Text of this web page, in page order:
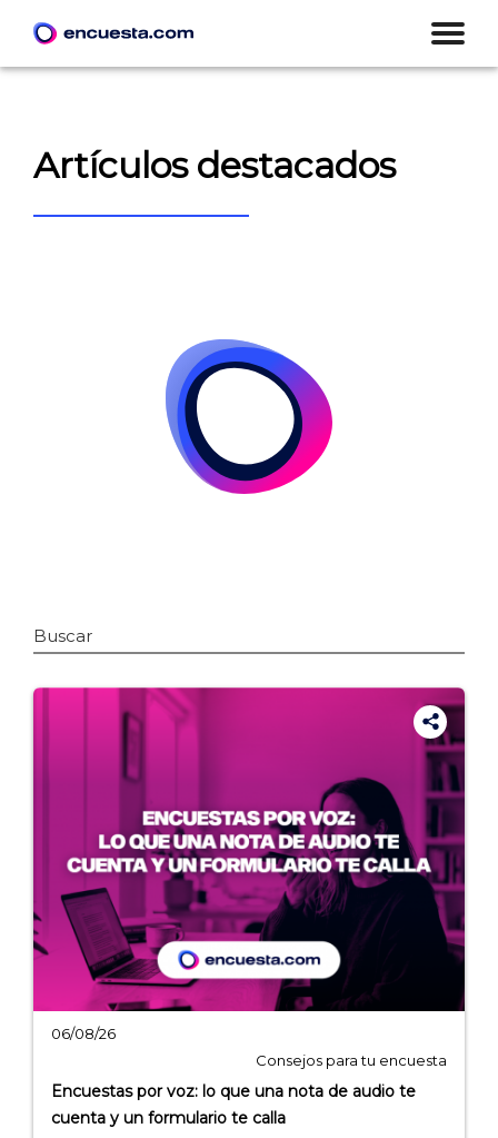
Artículos destacados
Buscar
06/08/26
Consejos para tu encuesta
Encuestas por voz: lo que una nota de audio te
cuenta y un formulario te calla